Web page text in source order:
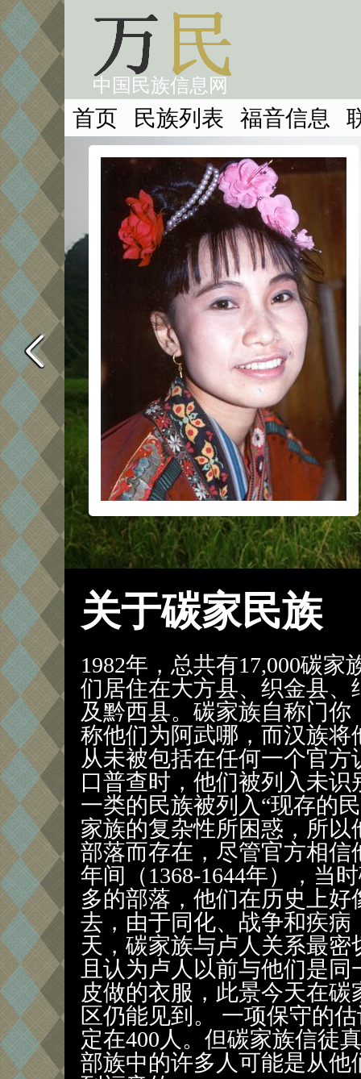
中国民族信息网
首页 民族列表 福音信息
关于碳家民族
1982年，总共有17,000碳
们居住在大方县、织金县
及黔西县。碳家族自称门
称他们为阿武哪，而汉族
从未被包括在任何一个官方
口普查时，他们被列入未识
一类的民族被列入“现存的
家族的复杂性所困惑，所
部落而存在，尽管官方相
年间（1368-1644年），当
多的部落，他们在历史上
去，由于同化、战争和疾
天，碳家族与卢人关系最
且认为卢人以前与他们是
皮做的衣服，此景今天在
区仍能见到。 一项保守的
定在400人。但碳家族信徒
部族中的许多人可能是从